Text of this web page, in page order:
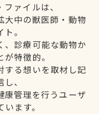
ァイルは、
大中の獣医師・動物
。
、診療可能な動物か
特徴的。
する想いを取材し記
、
康管理を行うユーザ
ます。